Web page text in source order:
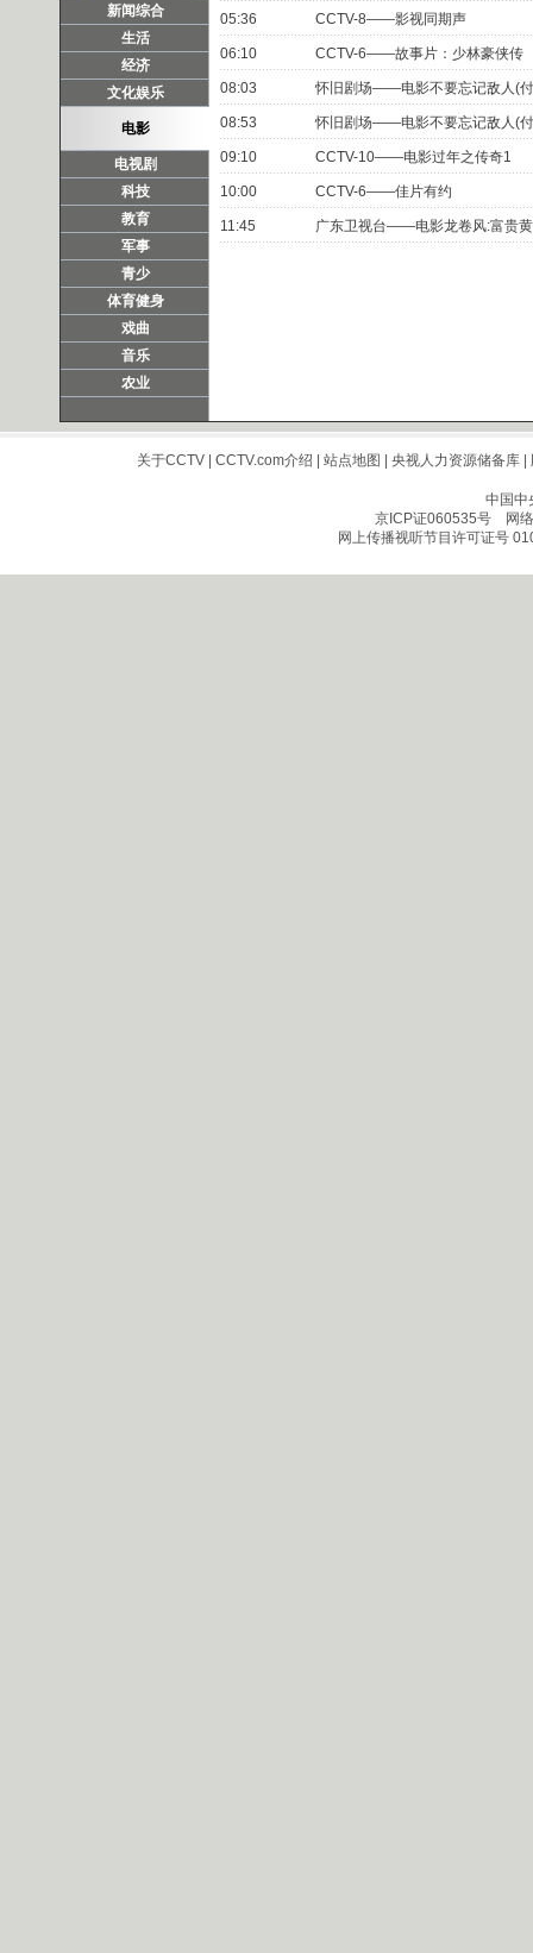
新闻综合
生活
经济
文化娱乐
电影
电视剧
科技
教育
军事
青少
体育健身
戏曲
音乐
农业
05:36 CCTV-8——影视同期声
06:10 CCTV-6——故事片：少林豪侠传
08:03 怀旧剧场——电影不要忘记敌人(
08:53 怀旧剧场——电影不要忘记敌人(
09:10 CCTV-10——电影过年之传奇1
10:00 CCTV-6——佳片有约
11:45 广东卫视台——电影龙卷风:富贵
关于CCTV| CCTV.com介绍 | 站点地图 | 央视人力资源储备库|
中国中
京ICP证060535号网络
网上传播视听节目许可证号